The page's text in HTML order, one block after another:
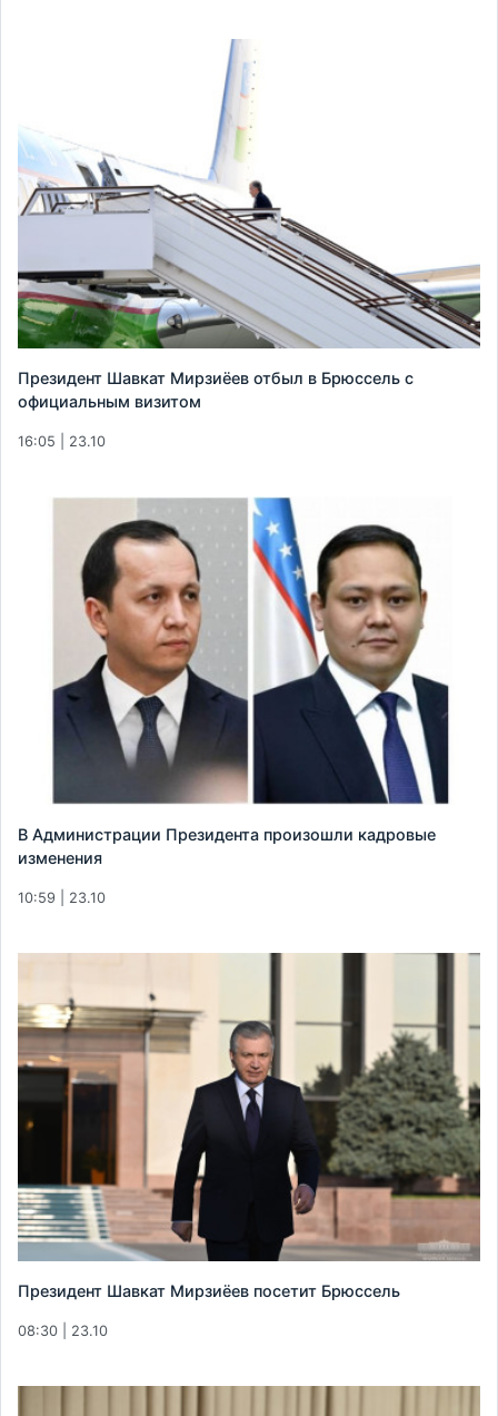
Президент Шавкат Мирзиёев отбыл в Брюссель с
официальным визитом
16:05 | 23.10
В Администрации Президента произошли кадровые
изменения
10:59 | 23.10
Президент Шавкат Мирзиёев посетит Брюссель
08:30 | 23.10